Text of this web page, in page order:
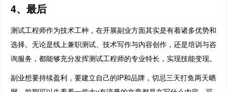
4、最后
测试工程师作为技术工种，在开展副业方面其实是有着诸多优势和
选择。无论是线上兼职测试、技术写作与内容创作，还是培训与咨
询服务，都能够充分发挥测试工程师的专业特长，实现技能变现。
副业想要持续盈利，要建立自己的IP和品牌，切忌三天打鱼两天晒